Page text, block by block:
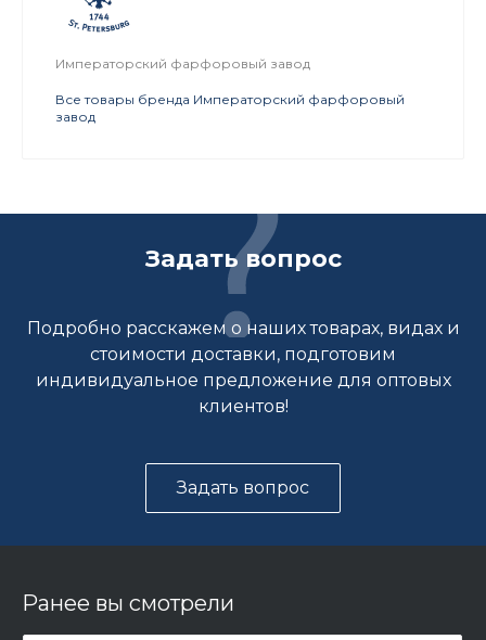
Императорский фарфоровый завод
Все товары бренда Императорский фарфоровый
завод
Задать вопрос
Подробно расскажем о наших товарах, видах и
стоимости доставки, подготовим
индивидуальное предложение для оптовых
клиентов!
Задать вопрос
Ранее вы смотрели